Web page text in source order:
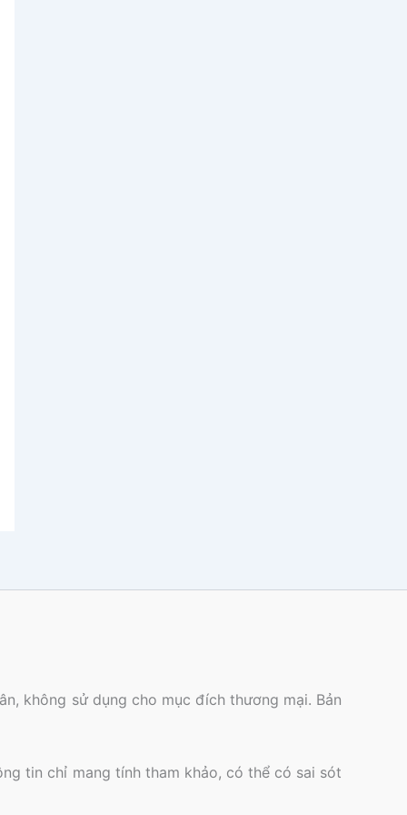
không sử dụng cho mục đích thương mại. Bản
tin chỉ mang tính tham khảo, có thể có sai sót